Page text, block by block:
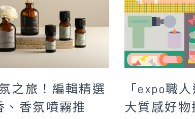
之旅！編輯精選
、香氛噴霧推
「expo職
大質感好物